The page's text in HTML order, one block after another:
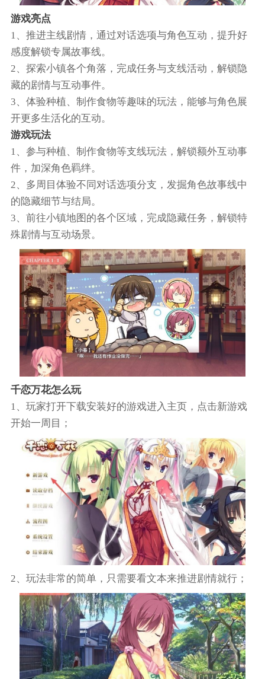
游戏亮点
1、推进主线剧情，通过对话选项与角色互动，提升好
感度解锁专属故事线。
2、探索小镇各个角落，完成任务与支线活动，解锁隐
藏的剧情与互动事件。
3、体验种植、制作食物等趣味的玩法，能够与角色展
开更多生活化的互动。
游戏玩法
1、参与种植、制作食物等支线玩法，解锁额外互动事
件，加深角色羁绊。
2、多周目体验不同对话选项分支，发掘角色故事线中
的隐藏细节与结局。
3、前往小镇地图的各个区域，完成隐藏任务，解锁特
殊剧情与互动场景。
千恋万花怎么玩
1、玩家打开下载安装好的游戏进入主页，点击新游戏
开始一周目；
2、玩法非常的简单，只需要看文本来推进剧情就行；